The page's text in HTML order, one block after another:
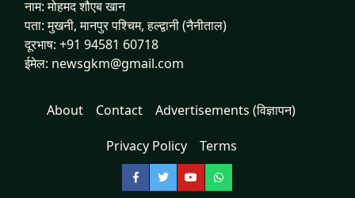
नाम: मोहमद शौएब खान
पता: मुखनी, मानपुर पश्चिम, हल्द्वानी (नैनीताल)
दूरभाष: +91 94581 60718
ईमेल: newsgkm@gmail.com
About Contact Advertisements (विज्ञापन)
Privacy Policy Terms
Facebook
TwitterYouTubeWhatsApp